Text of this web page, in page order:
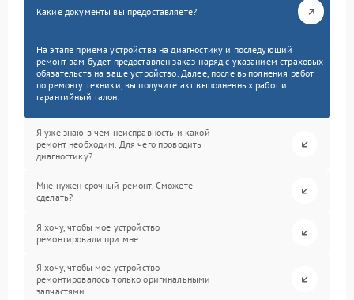
Какие документы вы предоставляете?
На этапе приема устройства на диагностику и последующий
ремонт вам будет предоставлен заказ-наряд с указанием страховых
обязательств на ваше устройство. Далее, после выполнения работ
по ремонту техники, вы получите акт выполненных работ и
гарантийный талон.
Я уже знаю в чем неисправность и какой
ремонт необходим. Для чего проводить
диагностику?
Мне нужен срочный ремонт. Сможете
сделать?
Я хочу, чтобы мое устройство
ремонтировали при мне.
Я хочу, чтобы мое устройство
ремонтировалось только оригинальными
запчастями.